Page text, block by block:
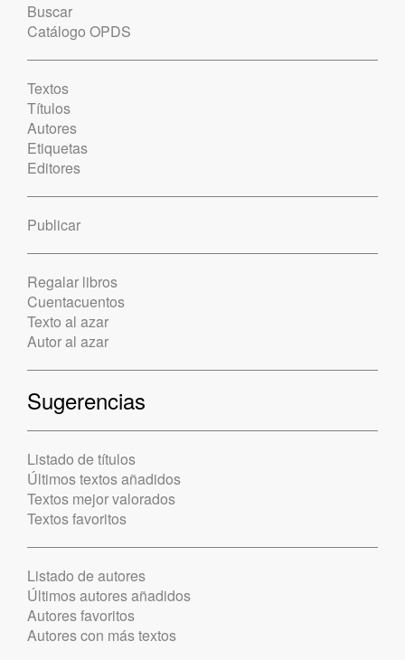
Buscar
Catálogo OPDS
Textos
Títulos
Autores
Etiquetas
Editores
Publicar
Regalar libros
Cuentacuentos
Texto al azar
Autor al azar
Sugerencias
Listado de títulos
Últimos textos añadidos
Textos mejor valorados
Textos favoritos
Listado de autores
Últimos autores añadidos
Autores favoritos
Autores con más textos